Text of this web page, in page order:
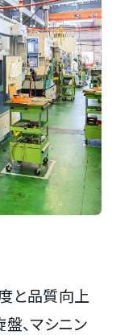
と品質向上
、マシニン